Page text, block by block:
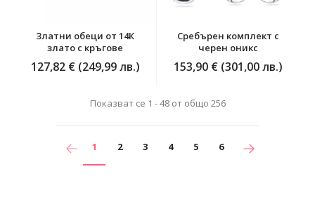
Златни обеци от 14К
злато с кръгове
127,82 € (249,99 лв.)
Сребърен комплект с
черен оникс
153,90 € (301,00 лв.)
Показват се 1 - 48 от общо 256
1 2 3 4 5 6